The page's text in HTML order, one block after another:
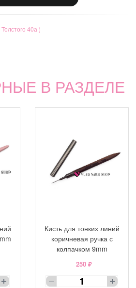
40а )
В РАЗДЕЛЕ
Кисть для тонких линий
коричневая ручка с
колпачком 9mm
250 ₽